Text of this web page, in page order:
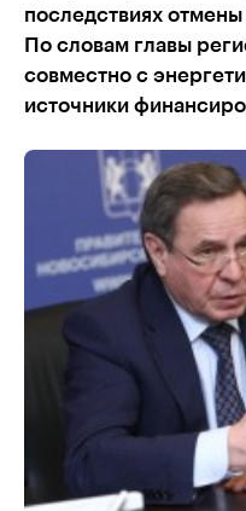
последствиях
По словам главы
совместно с
источники